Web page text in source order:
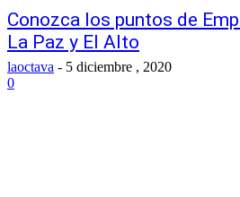
Conozca los puntos de
La Paz y El Alto
laoctava - 5 diciembre , 2020
0